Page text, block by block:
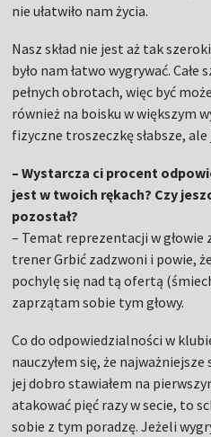
nie ułatwiło nam życia.
Nasz skład nie jest aż tak
było nam łatwo wygrywać.
pełnych obrotach, więc być
również na boisku w większym
fizyczne troszeczkę słabsze,
– Wystarcza ci procent
jest w twoich rękach? Czy
pozostał?
– Temat reprezentacji w głowie
trener Grbić zadzwoni i powie,
pochylę się nad tą ofertą
zaprzątam sobie tym głowy.
Co do odpowiedzialności w
nauczyłem się, że
jej dobro stawiałem na
atakować pięć razy w secie, to
sobie z tym poradzę. Jeżeli